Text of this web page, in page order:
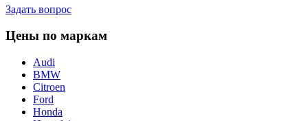
Задать вопрос
Цены по маркам
Audi
BMW
Citroen
Ford
Honda